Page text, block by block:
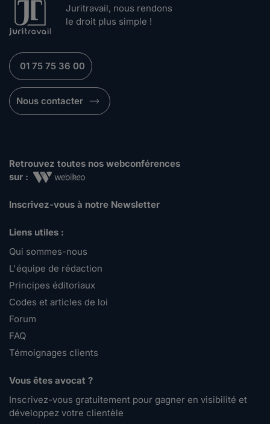
Juritravail, nous rendons
le droit plus simple !
01 75 75 36 00
Nous contacter
Retrouvez toutes nos webconférences
sur :
Inscrivez-vous à notre Newsletter
Liens utiles :
Qui sommes-nous
L'équipe de rédaction
Principes éditoriaux
Codes et articles de loi
Forum
FAQ
Témoignages clients
Vous êtes avocat ?
Inscrivez-vous gratuitement pour gagner en visibilité et
développez votre clientèle